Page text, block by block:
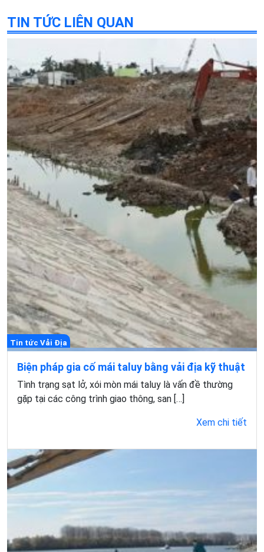
TIN TỨC LIÊN QUAN
Tin tức Vải Địa
Biện pháp gia cố mái taluy bằng vải địa kỹ thuật
Tình trạng sạt lở, xói mòn mái taluy là vấn đề thường
gặp tại các công trình giao thông, san […]
Xem chi tiết